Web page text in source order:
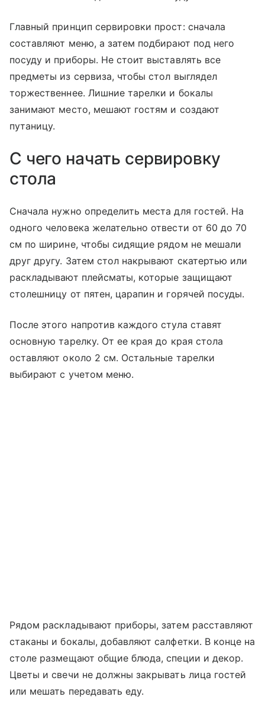
Главный принцип сервировки прост: сначала
составляют меню, а затем подбирают под него
посуду и приборы. Не стоит выставлять все
предметы из сервиза, чтобы стол выглядел
торжественнее. Лишние тарелки и бокалы
занимают место, мешают гостям и создают
путаницу.
С чего начать сервировку
стола
Сначала нужно определить места для гостей. На
одного человека желательно отвести от 60 до 70
см по ширине, чтобы сидящие рядом не мешали
друг другу. Затем стол накрывают скатертью или
раскладывают плейсматы, которые защищают
столешницу от пятен, царапин и горячей посуды.
После этого напротив каждого стула ставят
основную тарелку. От ее края до края стола
оставляют около 2 см. Остальные тарелки
выбирают с учетом меню.
Рядом раскладывают приборы, затем расставляют
стаканы и бокалы, добавляют салфетки. В конце на
столе размещают общие блюда, специи и декор.
Цветы и свечи не должны закрывать лица гостей
или мешать передавать еду.